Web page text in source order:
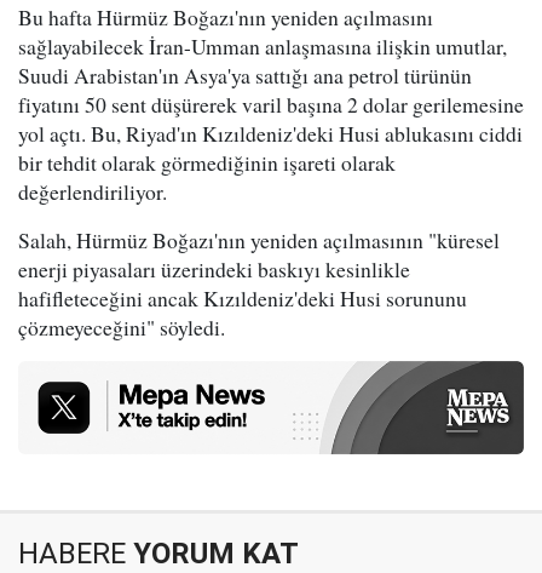
Bu hafta Hürmüz Boğazı'nın yeniden açılmasını
sağlayabilecek İran-Umman anlaşmasına ilişkin umutlar,
Suudi Arabistan'ın Asya'ya sattığı ana petrol türünün
fiyatını 50 sent düşürerek varil başına 2 dolar gerilemesine
yol açtı. Bu, Riyad'ın Kızıldeniz'deki Husi ablukasını ciddi
bir tehdit olarak görmediğinin işareti olarak
değerlendiriliyor.
Salah, Hürmüz Boğazı'nın yeniden açılmasının "küresel
enerji piyasaları üzerindeki baskıyı kesinlikle
hafifleteceğini ancak Kızıldeniz'deki Husi sorununu
çözmeyeceğini" söyledi.
HABERE YORUM KAT